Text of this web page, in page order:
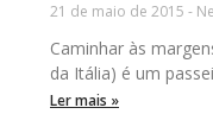
21 de maio de 2015
Caminhar às
da Itália) é um
Ler mais »